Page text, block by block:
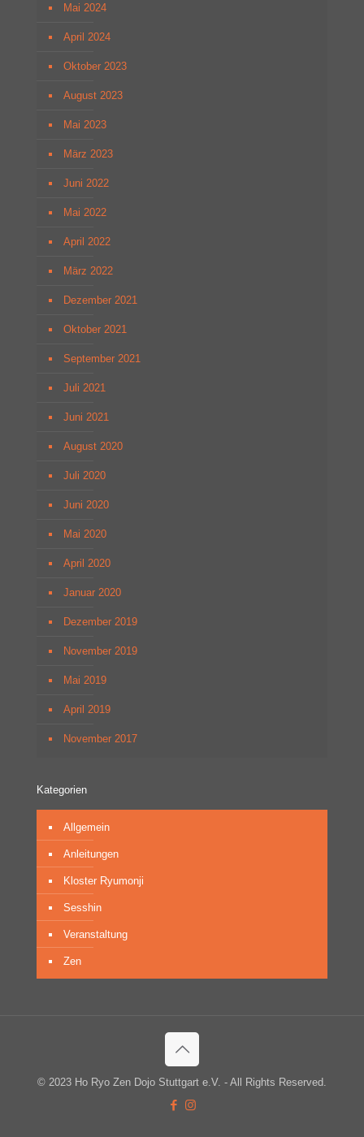
Mai 2024
April 2024
Oktober 2023
August 2023
Mai 2023
März 2023
Juni 2022
Mai 2022
April 2022
März 2022
Dezember 2021
Oktober 2021
September 2021
Juli 2021
Juni 2021
August 2020
Juli 2020
Juni 2020
Mai 2020
April 2020
Januar 2020
Dezember 2019
November 2019
Mai 2019
April 2019
November 2017
Kategorien
Allgemein
Anleitungen
Kloster Ryumonji
Sesshin
Veranstaltung
Zen
© 2023 Ho Ryo Zen Dojo Stuttgart e.V. - All Rights Reserved.